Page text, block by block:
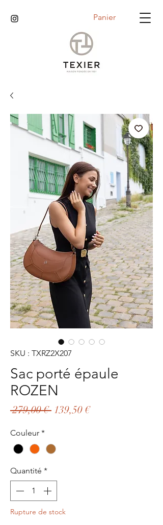
Panier
SKU : TXRZ2X207
Sac porté épaule
ROZEN
279,00 € Prix
139,50 €Prix
Couleur *
Quantité *
Rupture de stock